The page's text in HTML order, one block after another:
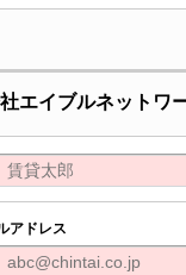
エイブルネットワ
アドレス